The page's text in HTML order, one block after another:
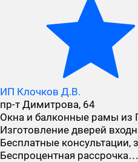
ИП Клочков Д.В.
пр-т Димитрова, 64
Окна и балконные рамы из
Изготовление дверей
Бесплатные консультации,
Беспроцентная рассрочка…